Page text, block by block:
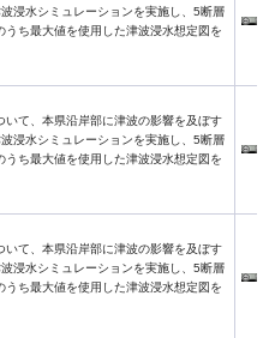
浸水シミュレーションを実施し、5断層
うち最大値を使用した津波浸水想定図を
いて、本県沿岸部に津波の影響を及ぼす
浸水シミュレーションを実施し、5断層
うち最大値を使用した津波浸水想定図を
いて、本県沿岸部に津波の影響を及ぼす
浸水シミュレーションを実施し、5断層
うち最大値を使用した津波浸水想定図を